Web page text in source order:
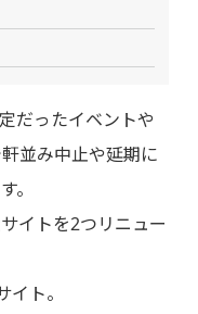
だったイベントや
並み中止や延期に
。
イトを2つリニュー
ト。